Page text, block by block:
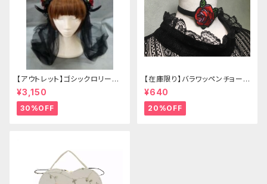
【アウトレット】ゴシックロリータ
ゴールドクラウン＆ホーン(ヴェ
ール付き)
¥3,150
30%OFF
【在庫限り】バラワッペンチョーカ
ー
¥640
20%OFF